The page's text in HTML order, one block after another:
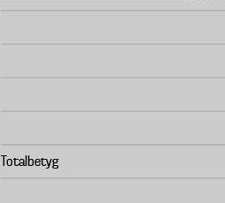
Totalbetyg